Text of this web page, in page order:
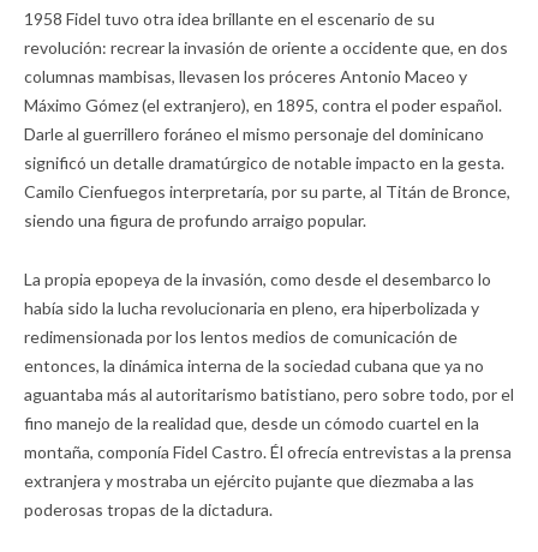
1958 Fidel tuvo otra idea brillante en el escenario de su
revolución: recrear la invasión de oriente a occidente que, en dos
columnas mambisas, llevasen los próceres Antonio Maceo y
Máximo Gómez (el extranjero), en 1895, contra el poder español.
Darle al guerrillero foráneo el mismo personaje del dominicano
significó un detalle dramatúrgico de notable impacto en la gesta.
Camilo Cienfuegos interpretaría, por su parte, al Titán de Bronce,
siendo una figura de profundo arraigo popular.
La propia epopeya de la invasión, como desde el desembarco lo
había sido la lucha revolucionaria en pleno, era hiperbolizada y
redimensionada por los lentos medios de comunicación de
entonces, la dinámica interna de la sociedad cubana que ya no
aguantaba más al autoritarismo batistiano, pero sobre todo, por el
fino manejo de la realidad que, desde un cómodo cuartel en la
montaña, componía Fidel Castro. Él ofrecía entrevistas a la prensa
extranjera y mostraba un ejército pujante que diezmaba a las
poderosas tropas de la dictadura.